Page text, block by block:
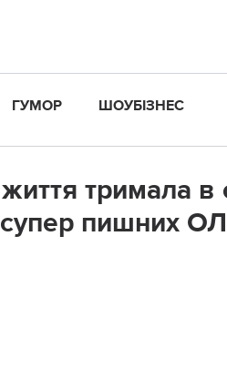
ГУМОР ШОУБІЗНЕС
тримала в
пишних